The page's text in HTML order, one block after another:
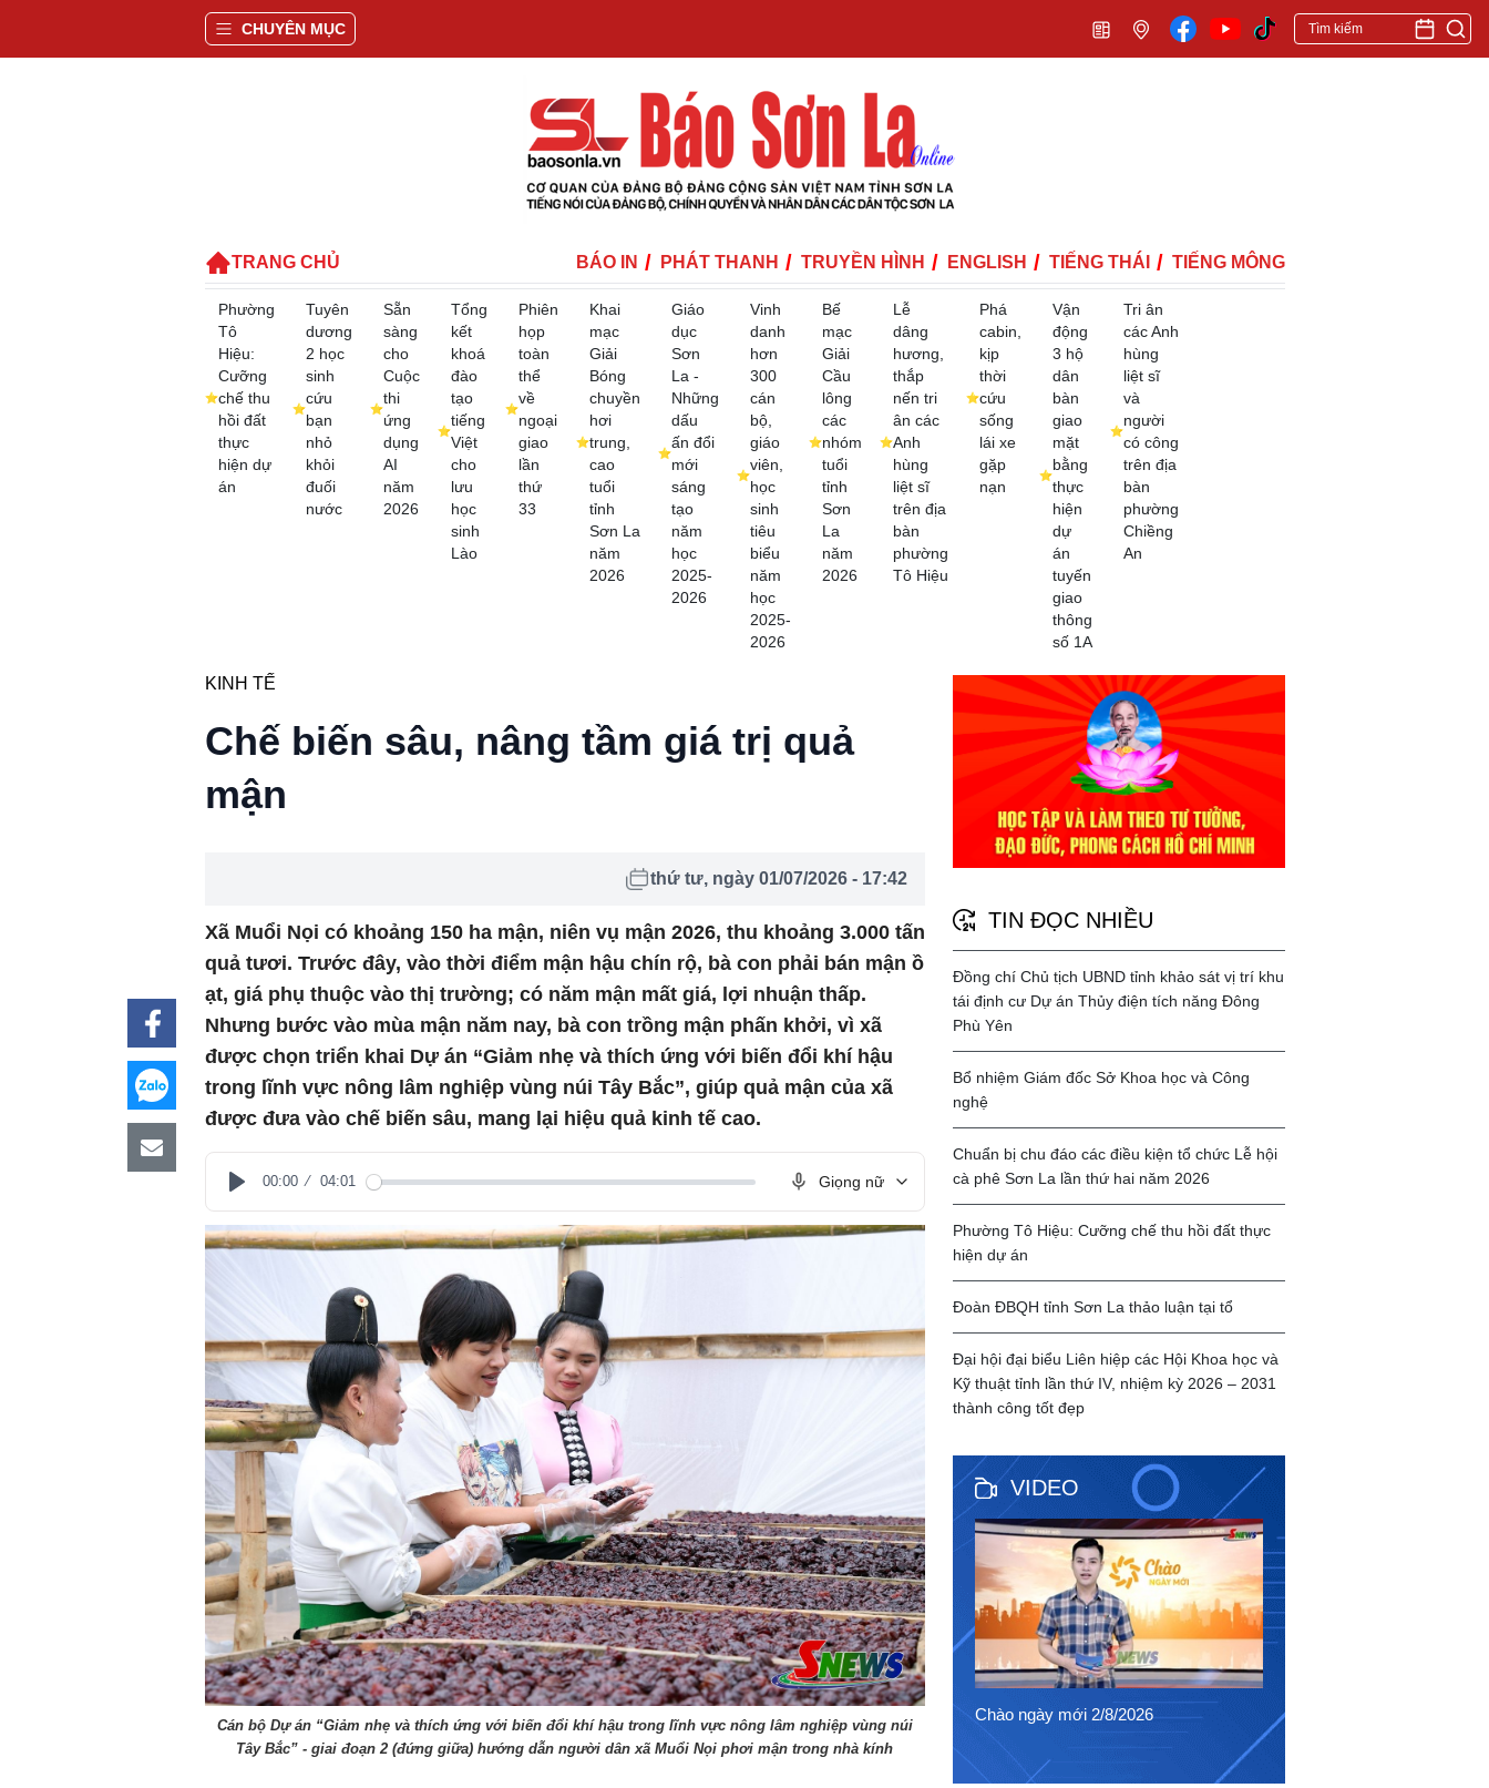
CHUYÊN MỤC
TRANG CHỦ BÁO IN PHÁT THANH TRUYỀN HÌNH ENGLISH TIẾNG THÁI TIẾNG MÔNG
Phường
Tô
Hiệu:
Cưỡng
chế thu
hồi đất
thực
hiện dự
án
Tuyên
dương
2 học
sinh
cứu
bạn
nhỏ
khỏi
đuối
nước
Sẵn
sàng
cho
Cuộc
thi
ứng
dụng
AI
năm
2026
Tổng
kết
khoá
đào
tạo
tiếng
Việt
cho
lưu
học
sinh
Lào
Phiên
họp
toàn
thể
về
ngoại
giao
lần
thứ
33
Khai
mạc
Giải
Bóng
chuyền
hơi
trung,
cao
tuổi
tỉnh
Sơn La
năm
2026
Giáo
dục
Sơn
La -
Những
dấu
ấn đổi
mới
sáng
tạo
năm
học
2025-
2026
Vinh
danh
hơn
300
cán
bộ,
giáo
viên,
học
sinh
tiêu
biểu
năm
học
2025-
2026
Bế
mạc
Giải
Cầu
lông
các
nhóm
tuổi
tỉnh
Sơn
La
năm
2026
Lễ
dâng
hương,
thắp
nến tri
ân các
Anh
hùng
liệt sĩ
trên địa
bàn
phường
Tô Hiệu
Phá
cabin,
kịp
thời
cứu
sống
lái xe
gặp
nạn
Vận
động
3 hộ
dân
bàn
giao
mặt
bằng
thực
hiện
dự
án
tuyến
giao
thông
số 1A
Tri ân
các Anh
hùng
liệt sĩ
và
người
có công
trên địa
bàn
phường
Chiềng
An
KINH TẾ
Chế biến sâu, nâng tầm giá trị quả
mận
thứ tư, ngày 01/07/2026 - 17:42
Xã Muổi Nọi có khoảng 150 ha mận, niên vụ mận 2026, thu khoảng 3.000 tấn
quả tươi. Trước đây, vào thời điểm mận hậu chín rộ, bà con phải bán mận ồ
ạt, giá phụ thuộc vào thị trường; có năm mận mất giá, lợi nhuận thấp.
Nhưng bước vào mùa mận năm nay, bà con trồng mận phấn khởi, vì xã
được chọn triển khai Dự án “Giảm nhẹ và thích ứng với biến đổi khí hậu
trong lĩnh vực nông lâm nghiệp vùng núi Tây Bắc”, giúp quả mận của xã
được đưa vào chế biến sâu, mang lại hiệu quả kinh tế cao.
Play
00:00 04:01 Giọng nữ
Cán bộ Dự án “Giảm nhẹ và thích ứng với biến đổi khí hậu trong lĩnh vực nông lâm nghiệp vùng núi
Tây Bắc” - giai đoạn 2 (đứng giữa) hướng dẫn người dân xã Muổi Nọi phơi mận trong nhà kính
TIN ĐỌC NHIỀU
Đồng chí Chủ tịch UBND tỉnh khảo sát vị trí khu
tái định cư Dự án Thủy điện tích năng Đông
Phù Yên
Bổ nhiệm Giám đốc Sở Khoa học và Công
nghệ
Chuẩn bị chu đáo các điều kiện tổ chức Lễ hội
cà phê Sơn La lần thứ hai năm 2026
Phường Tô Hiệu: Cưỡng chế thu hồi đất thực
hiện dự án
Đoàn ĐBQH tỉnh Sơn La thảo luận tại tổ
Đại hội đại biểu Liên hiệp các Hội Khoa học và
Kỹ thuật tỉnh lần thứ IV, nhiệm kỳ 2026 – 2031
thành công tốt đẹp
VIDEO
Chào ngày mới 2/8/2026
Chào ngày mới 1/8/2026